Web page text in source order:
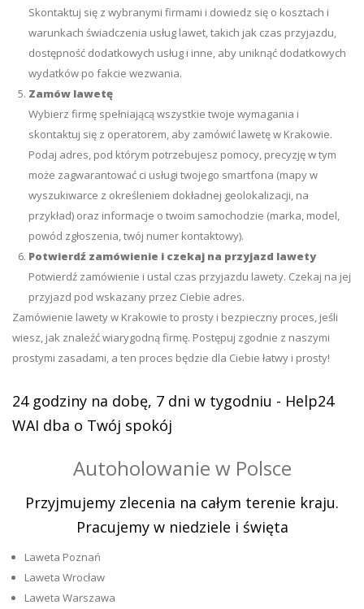
Skontaktuj się z wybranymi firmami i dowiedz się o kosztach i
warunkach świadczenia usług lawet, takich jak czas przyjazdu,
dostępność dodatkowych usług i inne, aby uniknąć dodatkowych
wydatków po fakcie wezwania.
Zamów lawetę
Wybierz firmę spełniającą wszystkie twoje wymagania i
skontaktuj się z operatorem, aby zamówić lawetę w Krakowie.
Podaj adres, pod którym potrzebujesz pomocy, precyzję w tym
może zagwarantować ci usługi twojego smartfona (mapy w
wyszukiwarce z określeniem dokładnej geolokalizacji, na
przykład) oraz informacje o twoim samochodzie (marka, model,
powód zgłoszenia, twój numer kontaktowy).
Potwierdź zamówienie i czekaj na przyjazd lawety
Potwierdź zamówienie i ustal czas przyjazdu lawety. Czekaj na jej
przyjazd pod wskazany przez Ciebie adres.
Zamówienie lawety w Krakowie to prosty i bezpieczny proces, jeśli
wiesz, jak znaleźć wiarygodną firmę. Postępuj zgodnie z naszymi
prostymi zasadami, a ten proces będzie dla Ciebie łatwy i prosty!
24 godziny na dobę, 7 dni w tygodniu - Help24
WAI dba o Twój spokój
Autoholowanie w Polsce
Przyjmujemy zlecenia na całym terenie kraju.
Pracujemy w niedziele i święta
Laweta Poznań
Laweta Wrocław
Laweta Warszawa